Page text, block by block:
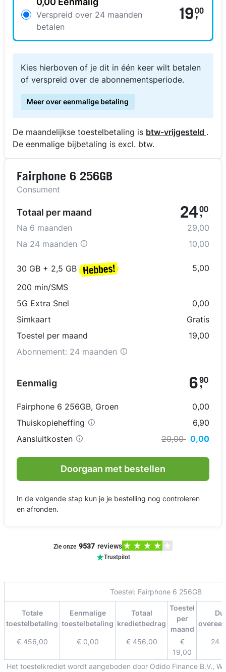
Verspreid over 24 maanden
betalen
19,
00
Kies hierboven of je dit in één keer wilt betalen
of verspreid over de abonnementsperiode.
Meer over eenmalige betaling
De maandelijkse toestelbetaling is btw-vrijgesteld .
De eenmalige bijbetaling is excl. btw.
Fairphone 6 256GB
Consument
Totaal per maand 24,
00
Na 6 maanden
29,00
Na 24 maanden 10,00
30 GB + 2,5 GB
5,00
200 min/SMS
5G Extra Snel
0,00
Simkaart
Gratis
Toestel per maand
19,00
Abonnement: 24 maanden
Eenmalig 6,
90
Fairphone 6 256GB, Groen
0,00
Thuiskopieheffing
6,90
Aansluitkosten
20,00 0,00
Doorgaan met bestellen
In de volgende stap kun je je bestelling nog controleren
en afronden.
Zie onze 9537 reviews
Trustpilot
Toestel: Fairphone 6 256GB
Totale
toestelbetaling
Eenmalige
toestelbetaling
Totaal
kredietbedrag
Toestel
per
maand
€ 456,00 € 0,00 € 456,00
€
19,00
24
Het toestelkrediet wordt aangeboden door Odido Finance B.V.,